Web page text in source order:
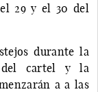
29 y el 30 del
durante la
del cartel y la
a a las